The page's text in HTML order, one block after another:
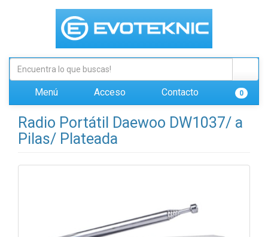
Menú Acceso Contacto 0
Radio Portátil Daewoo DW1037/ a
Pilas/ Plateada